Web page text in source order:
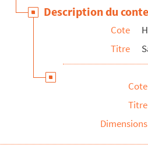
Description du
Cote
Titre
Cote
Titre
Dimensions